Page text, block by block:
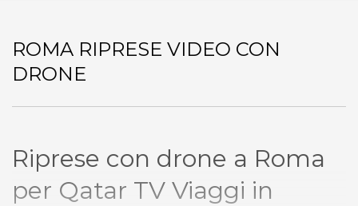
ROMA RIPRESE VIDEO CON
DRONE
Riprese con drone a Roma
per Qatar TV Viaggi in